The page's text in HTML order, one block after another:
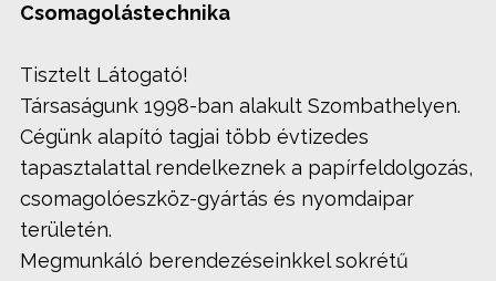
Csomagolástechnika
Tisztelt Látogató!
Társaságunk 1998-ban alakult Szombathelyen.
Cégünk alapító tagjai több évtizedes
tapasztalattal rendelkeznek a papírfeldolgozás,
csomagolóeszköz-gyártás és nyomdaipar
területén.
Megmunkáló berendezéseinkkel sokrétű